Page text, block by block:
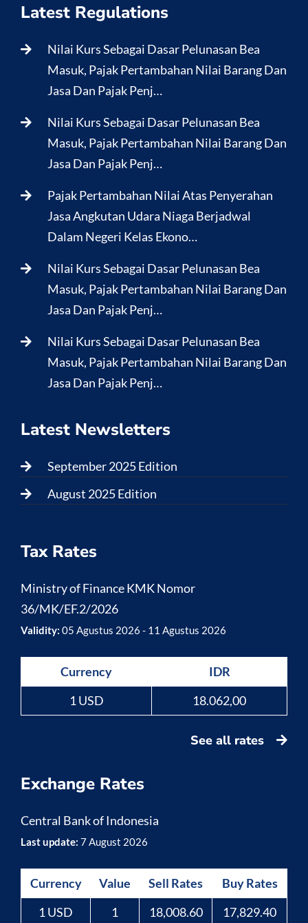
Latest Regulations
Nilai Kurs Sebagai Dasar Pelunasan Bea
Masuk, Pajak Pertambahan Nilai Barang Dan
Jasa Dan Pajak Penj…
Nilai Kurs Sebagai Dasar Pelunasan Bea
Masuk, Pajak Pertambahan Nilai Barang Dan
Jasa Dan Pajak Penj…
Pajak Pertambahan Nilai Atas Penyerahan
Jasa Angkutan Udara Niaga Berjadwal
Dalam Negeri Kelas Ekono…
Nilai Kurs Sebagai Dasar Pelunasan Bea
Masuk, Pajak Pertambahan Nilai Barang Dan
Jasa Dan Pajak Penj…
Nilai Kurs Sebagai Dasar Pelunasan Bea
Masuk, Pajak Pertambahan Nilai Barang Dan
Jasa Dan Pajak Penj…
Latest Newsletters
September 2025 Edition
August 2025 Edition
Tax Rates
Ministry of Finance KMK Nomor
36/MK/EF.2/2026
Validity: 05 Agustus 2026 - 11 Agustus 2026
Currency
IDR
1 USD
18.062,00
See all rates
Exchange Rates
Central Bank of Indonesia
Last update: 7 August 2026
Currency Value Sell Rates
Buy Rates
1 USD
1 18,008.60 17,829.40